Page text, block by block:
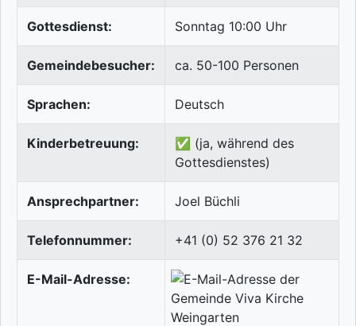
Gottesdienst: Sonntag 10:00 Uhr
Gemeindebesucher: ca. 50-100 Personen
Sprachen: Deutsch
Kinderbetreuung:
✅ (ja, während des
Gottesdienstes)
Ansprechpartner: Joel Büchli
Telefonnummer: +41 (0) 52 376 21 32
E-Mail-Adresse: